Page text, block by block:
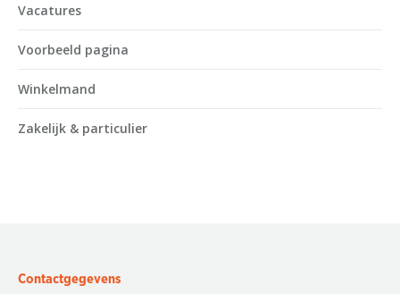
Vacatures
Voorbeeld pagina
Winkelmand
Zakelijk & particulier
Contactgegevens